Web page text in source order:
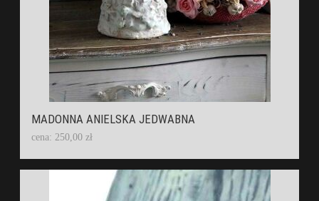
MADONNA ANIELSKA JEDWABNA
cena: 250,00 zł